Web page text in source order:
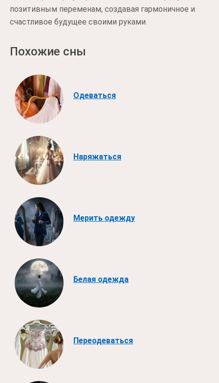
позитивным переменам, создавая гармоничное и
счастливое будущее своими руками.
Похожие сны
Одеваться
Наряжаться
Мерить одежду
Белая одежда
Переодеваться